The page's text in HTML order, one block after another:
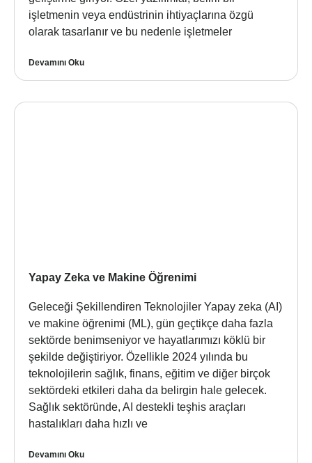
işletmenin veya endüstrinin ihtiyaçlarına özgü
olarak tasarlanır ve bu nedenle işletmeler
Devamını Oku
Yapay Zeka ve Makine Öğrenimi
Geleceği Şekillendiren Teknolojiler Yapay zeka (AI)
ve makine öğrenimi (ML), gün geçtikçe daha fazla
sektörde benimseniyor ve hayatlarımızı köklü bir
şekilde değiştiriyor. Özellikle 2024 yılında bu
teknolojilerin sağlık, finans, eğitim ve diğer birçok
sektördeki etkileri daha da belirgin hale gelecek.
Sağlık sektöründe, AI destekli teşhis araçları
hastalıkları daha hızlı ve
Devamını Oku